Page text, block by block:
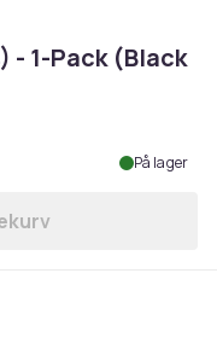
- 1-Pack (Black
På lager
Tile Sticker